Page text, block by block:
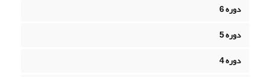
دوره 6
دوره 5
دوره 4